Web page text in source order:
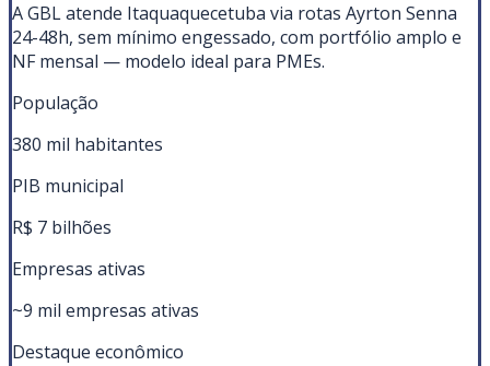
A GBL atende Itaquaquecetuba via rotas Ayrton Senna
24-48h, sem mínimo engessado, com portfólio amplo e
NF mensal — modelo ideal para PMEs.
População
380 mil habitantes
PIB municipal
R$ 7 bilhões
Empresas ativas
~9 mil empresas ativas
Destaque econômico